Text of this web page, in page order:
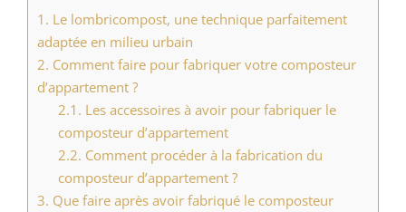
1. Le lombricompost, une technique parfaitement
adaptée en milieu urbain
2. Comment faire pour fabriquer votre composteur
d’appartement ?
2.1. Les accessoires à avoir pour fabriquer le
composteur d’appartement
2.2. Comment procéder à la fabrication du
composteur d’appartement ?
3. Que faire après avoir fabriqué le composteur